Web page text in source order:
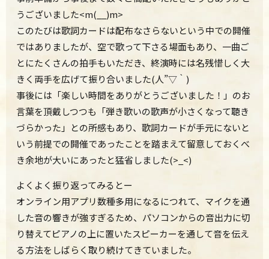
うございました<m(__)m>
このたびは歌詞カードは配布なさらないという中での開催
ではありましたが、空で歌って下さる場面もあり、一曲ご
とにたくさんの拍手もいただき、終演時には名残惜しく大
きく両手を広げて振り合いました(人”▽｀)
事後には「楽しい時間をありがとうございました！」のお
言葉を頂戴しつつも「弾き歌いの歌声が小さくなって聴き
づらかった」との所感もあり、歌詞カードが手元にないと
いう前提での開催であったことを踏まえて留意しておくべ
き余地が大いにあったと猛省しました(>_<)
よくよく振り返ってみるとー
オンライン用アプリ数種多用になるにつれて、マイクを通
した音の響きが強すぎるため、パソコンからの音出力に切
り替えてピアノの上に置いたスピーカーを通して音を伝え
る方法をしばらく取り続けてきていました。